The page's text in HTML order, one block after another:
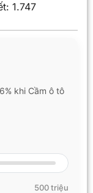
1.747
khi Cầm ô tô
500 triệu